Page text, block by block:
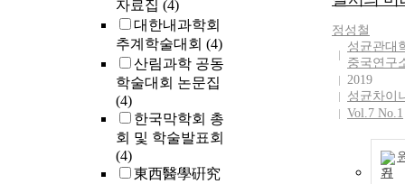
자료집 (4)
대한내과학회
추계학술대회 (4)
산림과학 공동
학술대회 논문집
(4)
한국막학회 총
회 및 학술발표회
(4)
東西醫學硏究
정성철
성균관대
중국연구
2019
성균차이
Vol.7 No.1
기